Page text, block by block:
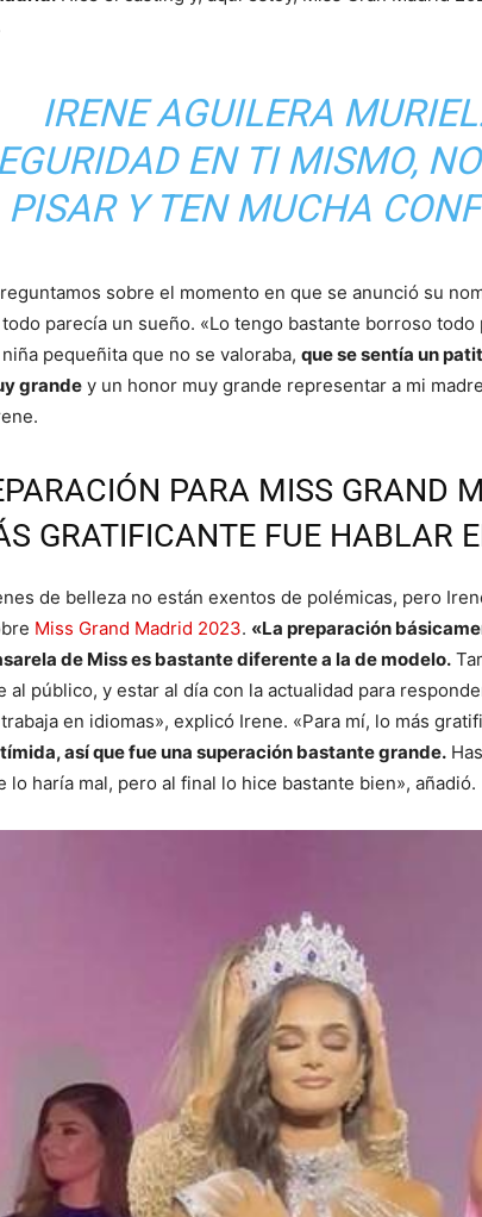
IRENE AGUILERA
EN TI MISMO,
PISAR Y TEN MUCHA
sobre el momento en que se anunció su
parecía un sueño. «Lo tengo bastante borroso
pequeñita que no se valoraba, que se sentía un
grande y un honor muy grande representar a mi
PARA MISS GRAND
GRATIFICANTE FUE HABLAR
de belleza no están exentos de polémicas, pero
Miss Grand Madrid 2023. «La preparación
de Miss es bastante diferente a la de modelo.
al público, y estar al día con la actualidad para
en idiomas», explicó Irene. «Para mí, lo más
así que fue una superación bastante grande.
lo haría mal, pero al final lo hice bastante bien», añadió.